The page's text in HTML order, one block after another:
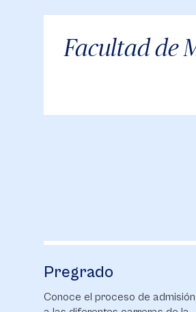
Facultad de
Pregrado
Conoce el proceso de admisión